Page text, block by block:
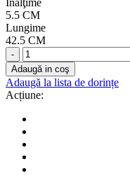
Înălţime
5.5 CM
Lungime
42.5 CM
-
Adaugă in coş
Adaugă la lista de dorințe
Acțiune: